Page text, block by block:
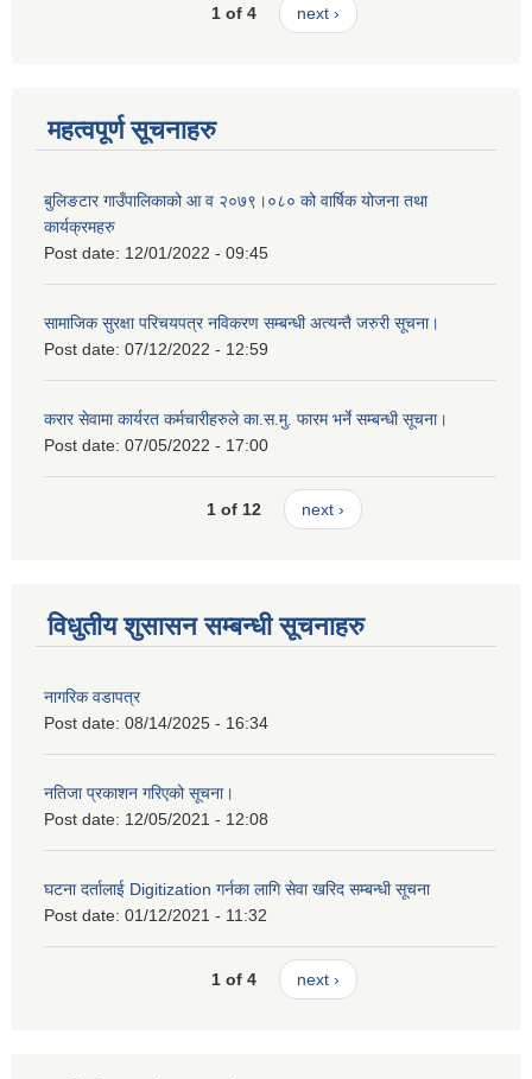
1 of 4 next ›
महत्वपूर्ण सूचनाहरु
बुलिङटार गाउँपालिकाको आ व २०७९।०८० को वार्षिक योजना तथा
कार्यक्रमहरु
Post date: 12/01/2022 - 09:45
सामाजिक सुरक्षा परिचयपत्र नविकरण सम्बन्धी अत्यन्तै जरुरी सूचना।
Post date: 07/12/2022 - 12:59
करार सेवामा कार्यरत कर्मचारीहरुले का.स.मु. फारम भर्ने सम्बन्धी सूचना।
Post date: 07/05/2022 - 17:00
1 of 12 next ›
विधुतीय शुसासन सम्बन्धी सूचनाहरु
नागरिक वडापत्र
Post date: 08/14/2025 - 16:34
नतिजा प्रकाशन गरिएको सूचना।
Post date: 12/05/2021 - 12:08
घटना दर्तालाई Digitization गर्नका लागि सेवा खरिद सम्बन्धी सूचना
Post date: 01/12/2021 - 11:32
1 of 4 next ›